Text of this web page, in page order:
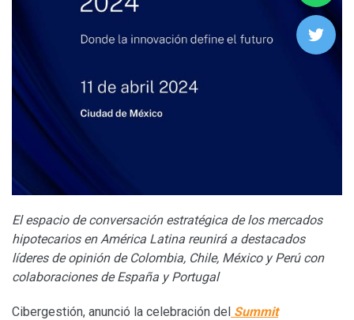
El espacio de conversación estratégica de los mercados
hipotecarios en América Latina reunirá a destacados
líderes de opinión de Colombia, Chile, México y Perú con
colaboraciones de España y Portugal
Cibergestión, anunció la celebración del Summit